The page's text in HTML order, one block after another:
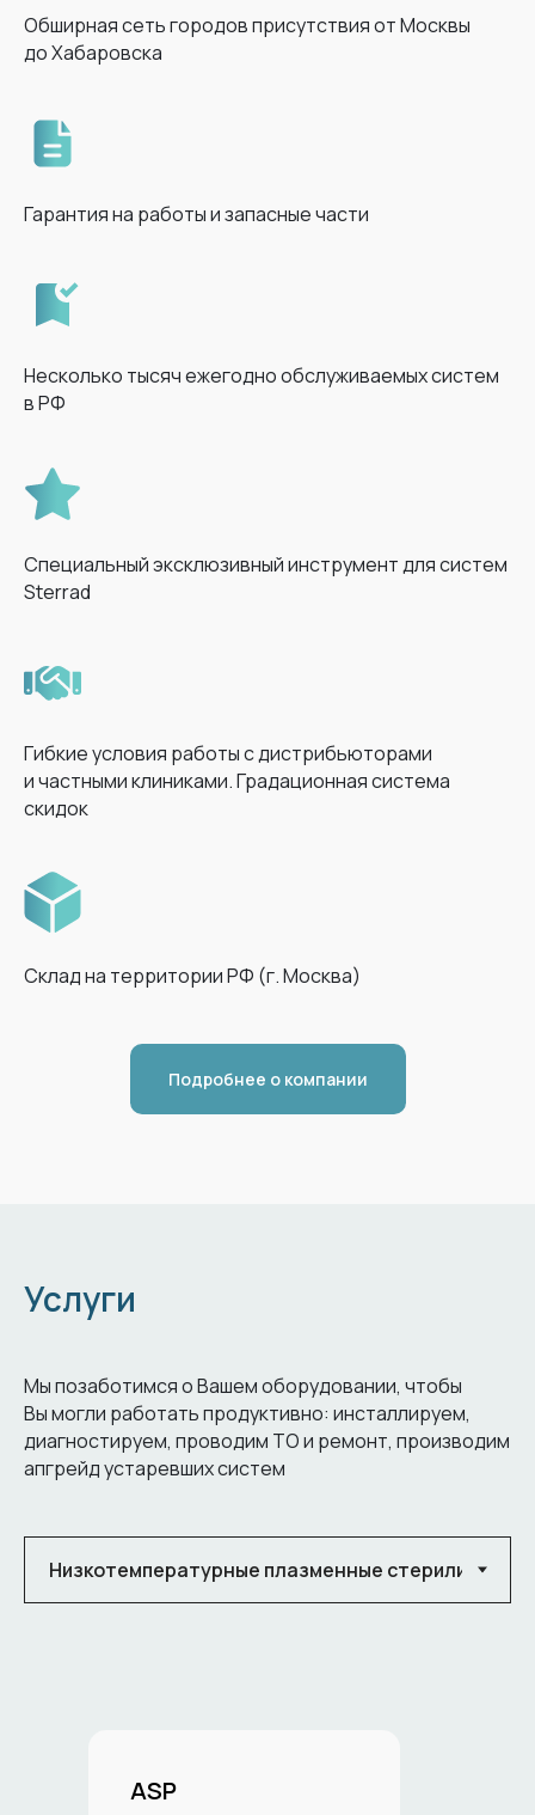
Обширная сеть городов присутствия от Москвы
до Хабаровска
Гарантия на работы и запасные части
Несколько тысяч ежегодно обслуживаемых систем
в РФ
Специальный эксклюзивный инструмент для систем
Sterrad
Гибкие условия работы с дистрибьюторами
и частными клиниками. Градационная система
скидок
Склад на территории РФ (г. Москва)
Подробнее о компании
Услуги
Мы позаботимся о Вашем оборудовании, чтобы
Вы могли работать продуктивно: инсталлируем,
диагностируем, проводим ТО и ремонт, производим
апгрейд устаревших систем
ASP